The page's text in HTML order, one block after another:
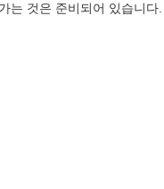
는 것은 준비되어 있습니다.